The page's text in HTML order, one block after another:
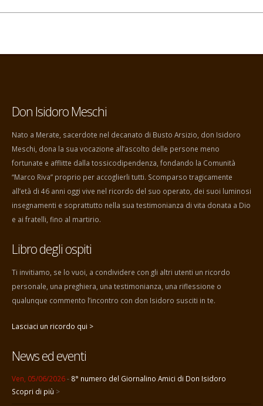
Don Isidoro Meschi
Nato a Merate, sacerdote nel decanato di Busto Arsizio, don Isidoro
Meschi, dona la sua vocazione all’ascolto delle persone meno
fortunate e afflitte dalla tossicodipendenza, fondando la Comunità
“Marco Riva” proprio per accoglierli tutti. Scomparso tragicamente
all’età di 46 anni oggi vive nel ricordo del suo operato, dei suoi luminosi
insegnamenti e soprattutto nella sua testimonianza di vita donata a Dio
e ai fratelli, fino al martirio.
Libro degli ospiti
Ti invitiamo, se lo vuoi, a condividere con gli altri utenti un ricordo
personale, una preghiera, una testimonianza, una riflessione o
qualunque commento l’incontro con don Isidoro susciti in te.
Lasciaci un ricordo qui >
News ed eventi
Ven, 05/06/2026- 8° numero del Giornalino Amici di Don Isidoro
Scopri di più >